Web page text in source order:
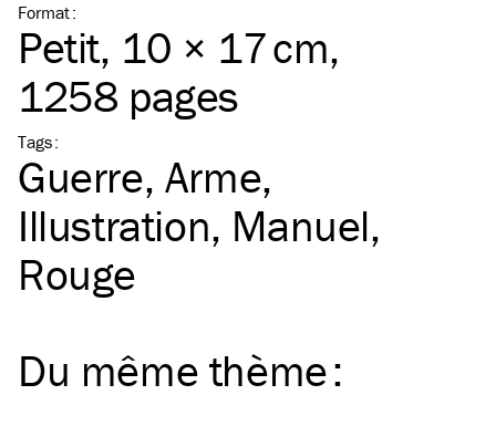
Format:
Petit, 10 × 17 cm,
1258 pages
Tags:
Guerre Arme
Illustration Manuel
Rouge
Du même thème: